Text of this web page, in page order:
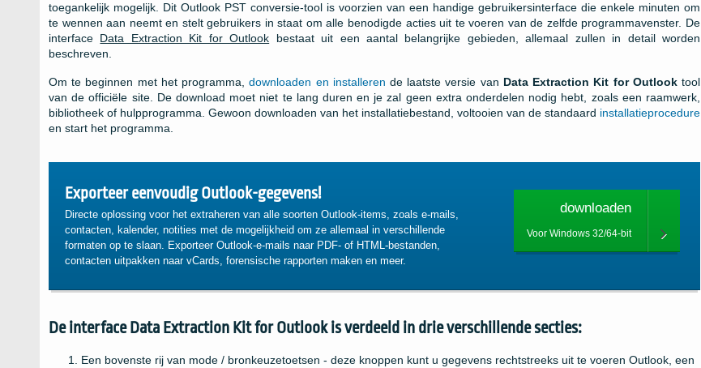
toegankelijk mogelijk. Dit Outlook PST conversie-tool is voorzien van een handige gebruikersinterface die enkele minuten om
te wennen aan neemt en stelt gebruikers in staat om alle benodigde acties uit te voeren van de zelfde programmavenster. De
interface Data Extraction Kit for Outlook bestaat uit een aantal belangrijke gebieden, allemaal zullen in detail worden
beschreven.
Om te beginnen met het programma,downloaden en installeren de laatste versie van Data Extraction Kit for Outlooktool
van de officiële site. De download moet niet te lang duren en je zal geen extra onderdelen nodig hebt, zoals een raamwerk,
bibliotheek of hulpprogramma. Gewoon downloaden van het installatiebestand, voltooien van de standaard installatieprocedure
en start het programma.
Exporteer eenvoudig Outlook-gegevens!
Directe oplossing voor het extraheren van alle soorten Outlook-items, zoals e-mails,
contacten, kalender, notities met de mogelijkheid om ze allemaal in verschillende
formaten op te slaan. Exporteer Outlook-e-mails naar PDF- of HTML-bestanden,
contacten uitpakken naar vCards, forensische rapporten maken en meer.
downloaden
Voor Windows 32/64-bit
De interface Data Extraction Kit for Outlookis verdeeld in drie verschillende secties:
Een bovenste rij van mode / bronkeuzetoetsen - deze knoppen kunt u gegevens rechtstreeks uit te voeren Outlook , een